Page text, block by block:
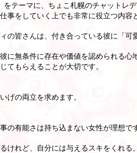
をテーマに、ちょこ札幌のチャットレ
事をしていく上でも非常に役立つ内
の皆さんは、付き合っている彼に「
に無条件に存在や価値を認められる心
てもらえることが大切です。
げの両立を求めます。
の有能さは持ち込まない女性が理想で
けれど、自分には与えるスキをくれる。